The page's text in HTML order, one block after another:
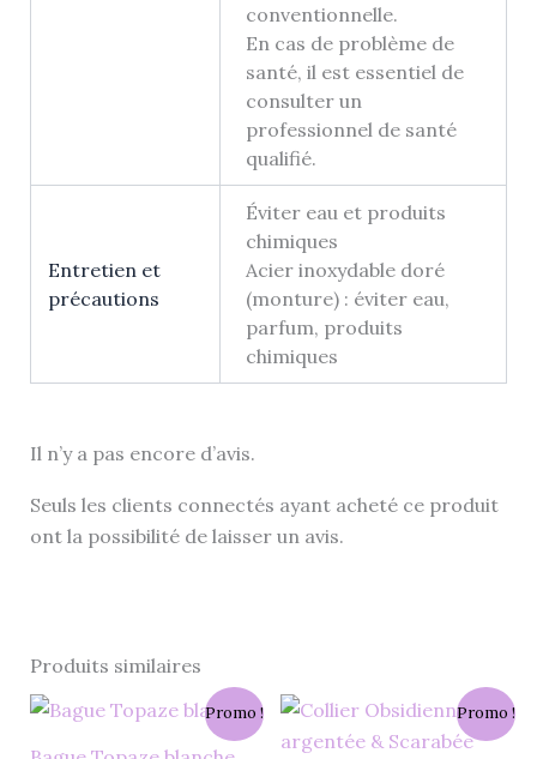
conventionnelle.
En cas de problème de
santé, il est essentiel de
consulter un
professionnel de santé
qualifié.
Entretien et
précautions
Éviter eau et produits
chimiques
Acier inoxydable doré
(monture) : éviter eau,
parfum, produits
chimiques
Il n’y a pas encore d’avis.
Seuls les clients connectés ayant acheté ce produit
ont la possibilité de laisser un avis.
Produits similaires
Promo !
Le
initial
Le
actuel
Ce
produit
Promo !
Le
initial
Le
actuel